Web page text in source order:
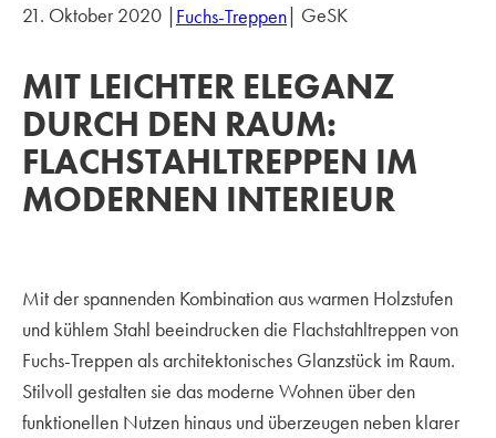
21. Oktober 2020 |Fuchs-Treppen| GeSK
MIT LEICHTER ELEGANZ
DURCH DEN RAUM:
FLACHSTAHLTREPPEN IM
MODERNEN INTERIEUR
Mit der spannenden Kombination aus warmen Holzstufen
und kühlem Stahl beeindrucken die Flachstahltreppen von
Fuchs-Treppen als architektonisches Glanzstück im Raum.
Stilvoll gestalten sie das moderne Wohnen über den
funktionellen Nutzen hinaus und überzeugen neben klarer